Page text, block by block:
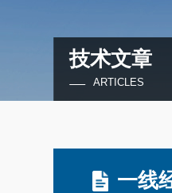
技术文章
ARTICLES
一线